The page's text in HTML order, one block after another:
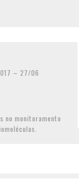
– 27/06
no monitoramento